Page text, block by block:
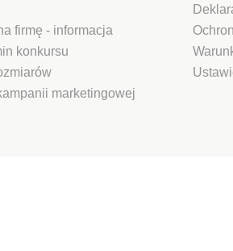
firmę - informacja
konkursu
marketingowej